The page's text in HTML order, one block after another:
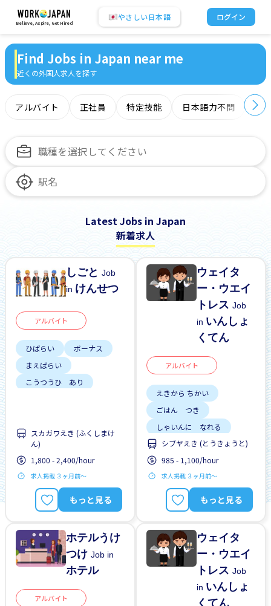
Believe, Aspire, Get Hired
やさしい日本語 ログイン
Find Jobs in Japan near me
近くの外国人求人を探す
アルバイト 正社員 特定技能 日本語力不問 オ
Latest Jobs in Japan
新着求人
しごとJob
in けんせつ
アルバイト
ひばらい
ボーナス
まえばらい
こうつうひ あり
ざんぎょう すくない
りゅうがくせい かんげい
はじめて OK
スカガワえき (ふくしまけ
ん)
1,800 - 2,400/hour
求人掲載 ３ヶ月前〜
もっと見る
ウェイタ
ー・ウエイ
トレスJob
in いんしょ
くてん
アルバイト
えきから ちかい
ごはん つき
しゃいんに なれる
がいこくじんが いる
りゅうがくせい かんげい
しゅう2、3にち
土日 しごと
女性かんげい
男性かんげい
シブヤえき (とうきょうと)
985 - 1,100/hour
求人掲載 ３ヶ月前〜
もっと見る
ホテルうけ
つけJob in
ホテル
アルバイト
ウェイタ
ー・ウエイ
トレスJob
in いんしょ
くてん